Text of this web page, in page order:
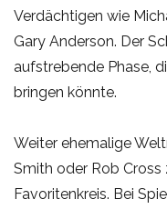
Verdächtigen wie
Gary Anderson. Der
aufstrebende Phase,
bringen könnte.
Weiter ehemalige
Smith oder Rob
Favoritenkreis. Bei